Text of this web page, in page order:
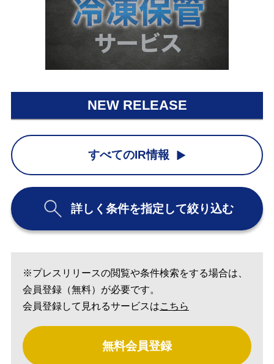
NEW RELEASE
すべてのIR情報
詳しく条件を指定して絞り込む
※プレスリリースの閲覧や条件検索をする場合は、
会員登録（無料）が必要です。
会員登録して見れるサービスはこちら
無料会員登録